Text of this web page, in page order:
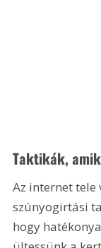
Taktikák,
Az internet tele
szúnyogirtási
hogy